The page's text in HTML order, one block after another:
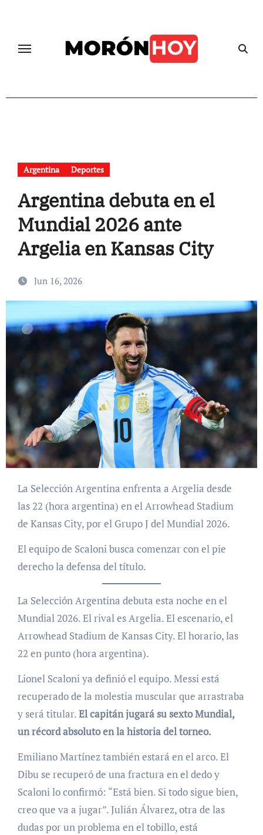
Argentina Deportes
Argentina debuta en el
Mundial 2026 ante
Argelia en Kansas City
Jun 16, 2026
La Selección Argentina enfrenta a Argelia desde
las 22 (hora argentina) en el Arrowhead Stadium
de Kansas City, por el Grupo J del Mundial 2026.
El equipo de Scaloni busca comenzar con el pie
derecho la defensa del título.
La Selección Argentina debuta esta noche en el
Mundial 2026. El rival es Argelia. El escenario, el
Arrowhead Stadium de Kansas City. El horario, las
22 en punto (hora argentina).
Lionel Scaloni ya definió el equipo. Messi está
recuperado de la molestia muscular que arrastraba
y será titular.El capitán jugará su sexto Mundial,
un récord absoluto en la historia del torneo.
Emiliano Martínez también estará en el arco. El
Dibu se recuperó de una fractura en el dedo y
Scaloni lo confirmó: “Está bien. Si todo sigue bien,
creo que va a jugar”. Julián Álvarez, otra de las
dudas por un problema en el tobillo, está